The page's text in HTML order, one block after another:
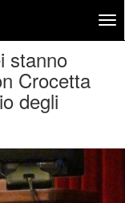
stanno
Crocetta
degli